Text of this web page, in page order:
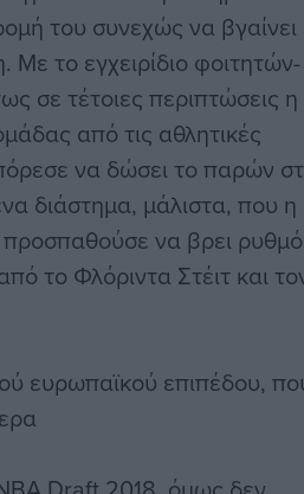
του συνεχώς να βγαίνει
Με το εγχειρίδιο φοιτητών-
σε τέτοιες περιπτώσεις η
από τις αθλητικές
να δώσει το παρών
διάστημα, μάλιστα, που
προσπαθούσε να βρει
το Φλόριντα Στέιτ και
ευρωπαϊκού επιπέδου,